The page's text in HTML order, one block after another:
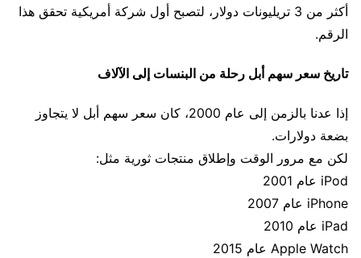
أكثر من 3 تريليونات دولار، لتصبح أول شركة أمريكية تحقق هذا
الرقم.
تاريخ سعر سهم أبل رحلة من البنسات إلى الآلاف
إذا عدنا بالزمن إلى عام 2000، كان سعر سهم أبل لا يتجاوز
بضعة دولارات.
لكن مع مرور الوقت وإطلاق منتجات ثورية مثل:
iPod عام 2001
iPhone عام 2007
iPad عام 2010
Apple Watch عام 2015